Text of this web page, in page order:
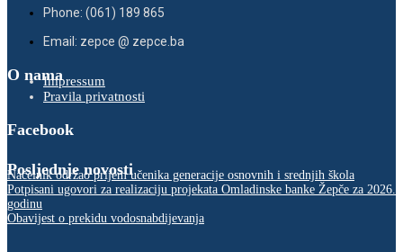
Phone: (061) 189 865
Email: zepce @ zepce.ba
O namaImpressum
Pravila privatnosti
Facebook
Posljednje novosti
Načelnik održao prijem učenika generacije osnovnih i srednjih škola
Potpisani ugovori za realizaciju projekata Omladinske banke Žepče za 2026.
godinu
Obavijest o prekidu vodosnabdijevanja